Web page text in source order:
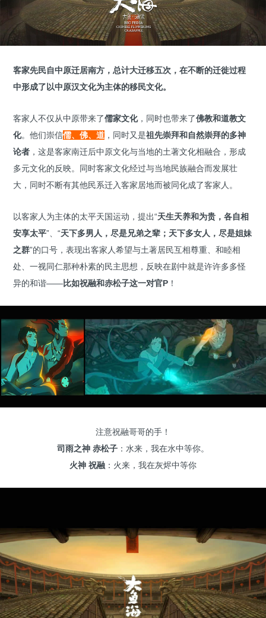
客家先民自中原迁居南方，总计大迁移五次，在不断的迁徙过程
中形成了以中原汉文化为主体的移民文化。
客家人不仅从中原带来了儒家文化，同时也带来了佛教和道教文
化。他们崇信儒、佛、道 ，同时又是祖先崇拜和自然崇拜的多神
论者 ，这是客家南迁后中原文化与当地的土著文化相融合，形成
多元文化的反映。 同时客家文化经过与当地民族融合而发展壮
大，同时不断有其他民系迁入客家居地而被同化成了客家人。
以客家人为主体的太平天国运动，提出“天生天养和为贵，各自相
安享太平”、“天下多男人，尽是兄弟之辈；天下多女人，尽是姐妹
之群”的口号，表现出客家人希望与土著居民互相尊重、和睦相
处、一视同仁那种朴素的民主思想，反映在剧中就是许许多多怪
异的和谐——比如祝融和赤松子这一对官P ！
注意祝融哥哥的手！
司雨之神 赤松子 ：水来，我在水中等你。
火神 祝融 ：火来，我在灰烬中等你